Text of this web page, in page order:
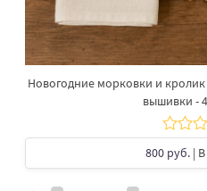
Новогодние морковки и
вышивки -
800 руб. |